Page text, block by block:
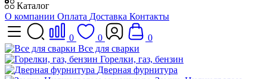
Каталог
О компании Оплата Доставка Контакты
0 0
0
Все для сварки
Горелки, газ, бензин
Дверная фурнитура